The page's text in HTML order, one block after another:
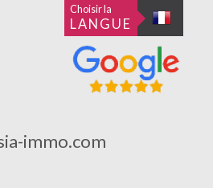
Choisir la
LANGUE
immo.com